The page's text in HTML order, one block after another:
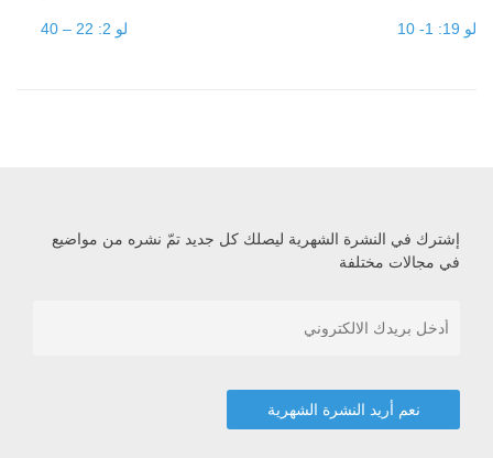
لو 2: 22 – 40 لو 19: 1- 10
إشترك في النشرة الشهرية ليصلك كل جديد تمّ نشره من مواضيع
في مجالات مختلفة